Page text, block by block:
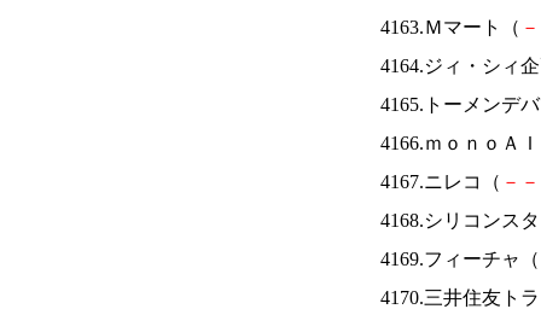
4163.Ｍマート（ －
4164.ジィ・シィ
4165.トーメンデ
4166.ｍｏｎｏＡ
4167.ニレコ（ － －
4168.シリコンス
4169.フィーチャ（
4170.三井住友ト